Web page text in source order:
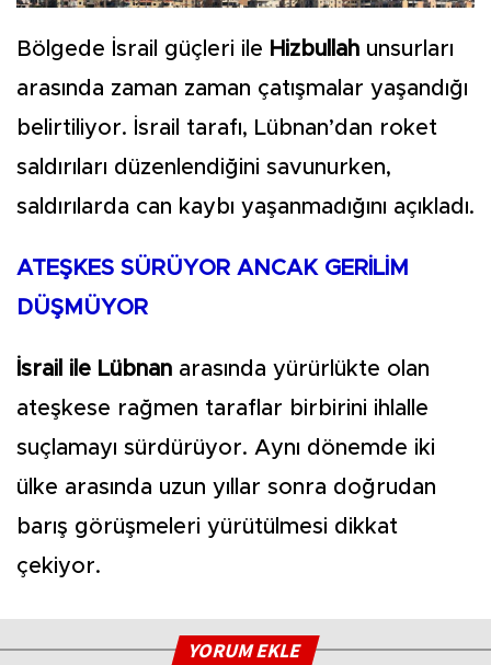
Bölgede İsrail güçleri ile Hizbullah unsurları
arasında zaman zaman çatışmalar yaşandığı
belirtiliyor. İsrail tarafı, Lübnan’dan roket
saldırıları düzenlendiğini savunurken,
saldırılarda can kaybı yaşanmadığını açıkladı.
ATEŞKES SÜRÜYOR ANCAK GERİLİM
DÜŞMÜYOR
İsrail ile Lübnan arasında yürürlükte olan
ateşkese rağmen taraflar birbirini ihlalle
suçlamayı sürdürüyor. Aynı dönemde iki
ülke arasında uzun yıllar sonra doğrudan
barış görüşmeleri yürütülmesi dikkat
çekiyor.
YORUM EKLE